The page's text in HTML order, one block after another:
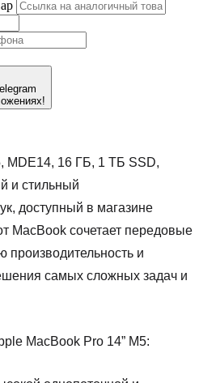
MDE14, 16 ГБ, 1 ТБ SSD,
и стильный
доступный в магазине
MacBook сочетает передовые
производительность и
самых сложных задач и
MacBook Pro 14” M5: